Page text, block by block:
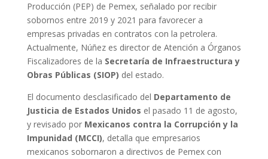
Producción (PEP) de Pemex, señalado por recibir
sobornos entre 2019 y 2021 para favorecer a
empresas privadas en contratos con la petrolera.
Actualmente, Núñez es director de Atención a Órganos
Fiscalizadores de la Secretaría de Infraestructura y
Obras Públicas (SIOP) del estado.
El documento desclasificado del Departamento de
Justicia de Estados Unidos el pasado 11 de agosto,
y revisado por Mexicanos contra la Corrupción y la
Impunidad (MCCI), detalla que empresarios
mexicanos sobornaron a directivos de Pemex con